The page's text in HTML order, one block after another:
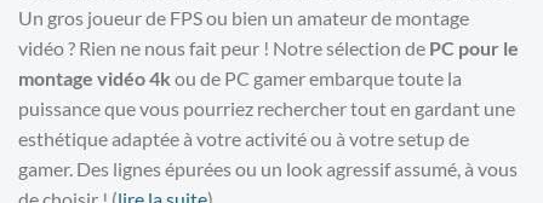
Un gros joueur de FPS ou bien un amateur de montage
vidéo ? Rien ne nous fait peur ! Notre sélection de PC pour le
montage vidéo 4k ou de PC gamer embarque toute la
puissance que vous pourriez rechercher tout en gardant une
esthétique adaptée à votre activité ou à votre setup de
gamer. Des lignes épurées ou un look agressif assumé, à vous
de choisir ! (lire la suite)